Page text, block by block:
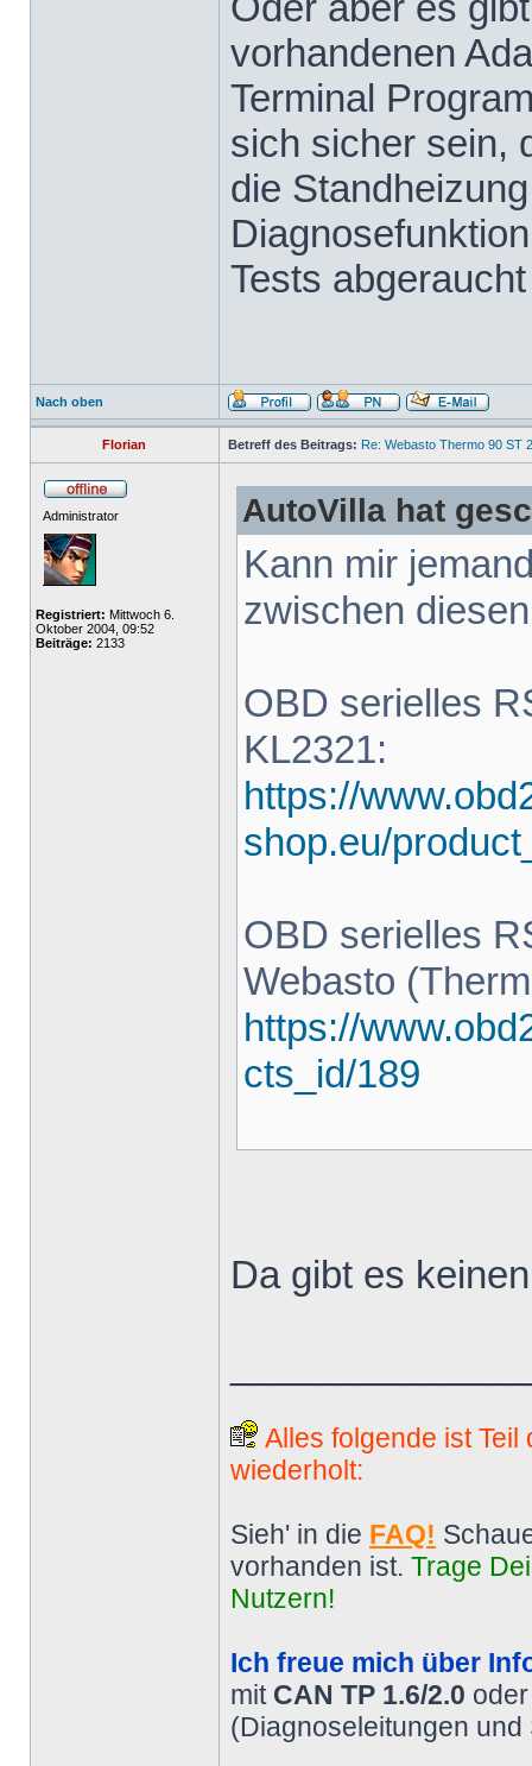
vorhandenen
Terminal
sich sicher sein,
die
Tests
Nach oben
Florian Betreff des Beitrags: Re: Webasto Thermo 90 ST
Administrator
Registriert: Mittwoch 6.
Oktober 2004, 09:52
Beiträge: 2133
AutoVilla hat
Kann mir
zwischen
OBD serielles
KL2321:
https://
shop.eu/
OBD serielles
Webasto
https://
cts_id/189
Da gibt es
Alles folgende ist
wiederholt:
Sieh' in die FAQ!
vorhanden ist. Trage
Nutzern!
Ich freue mich über
mit CAN TP 1.6/2.0
(Diagnoseleitungen